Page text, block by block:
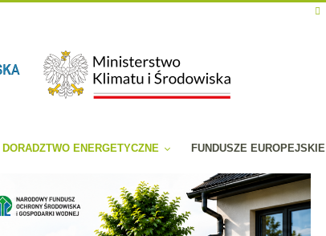
DORADZTWO ENERGETYCZNE FUNDUSZE EUROPEJSKIE